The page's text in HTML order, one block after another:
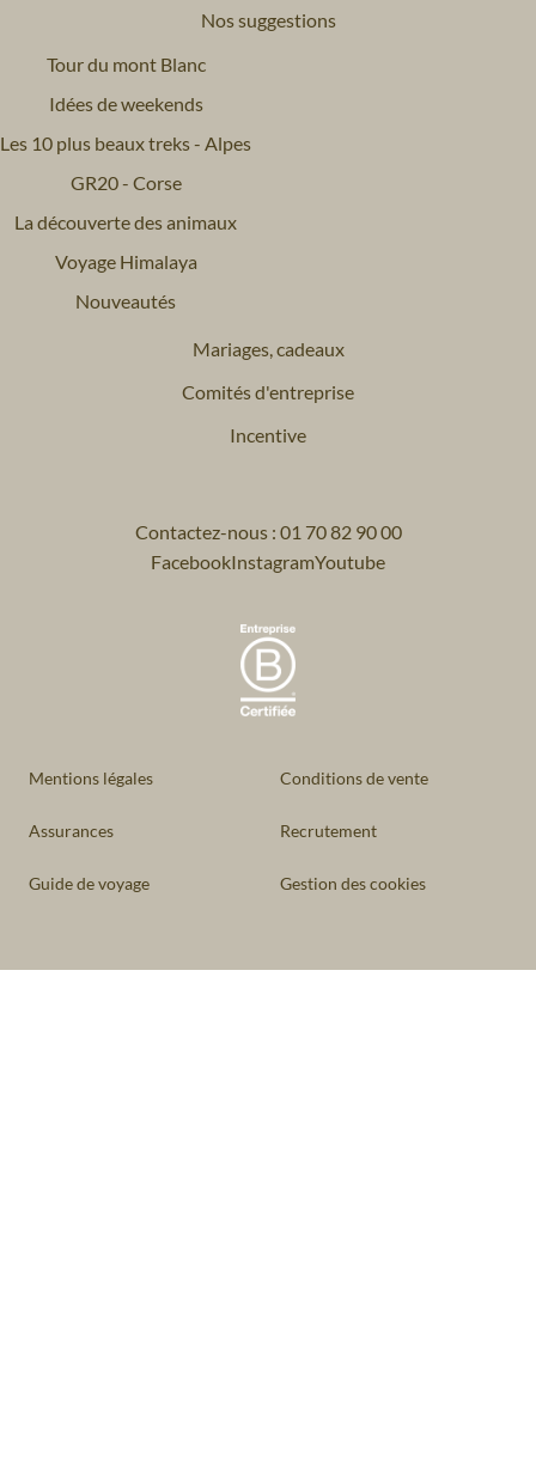
Nos suggestions
Tour du mont Blanc
Idées de weekends
Les 10 plus beaux treks - Alpes
GR20 - Corse
La découverte des animaux
Voyage Himalaya
Nouveautés
Mariages, cadeaux
Comités d'entreprise
Incentive
Contactez-nous : 01 70 82 90 00
FacebookInstagramYoutube
Mentions légales Conditions de vente
Assurances Recrutement
Guide de voyage Gestion des cookies